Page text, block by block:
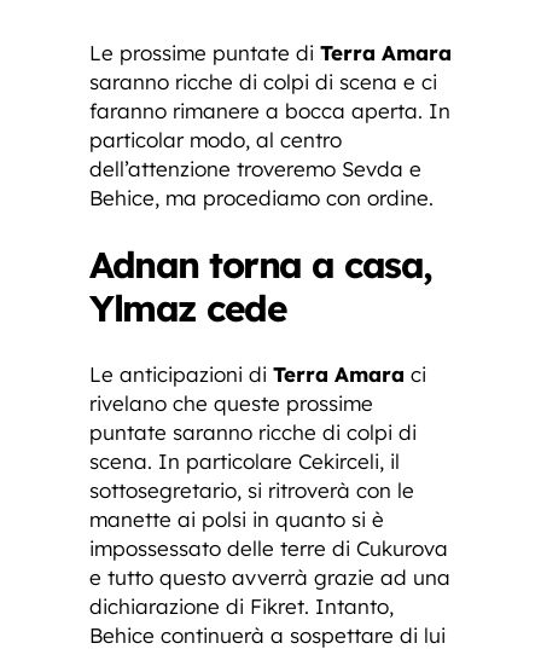
Le prossime puntate di Terra Amara
saranno ricche di colpi di scena e ci
faranno rimanere a bocca aperta. In
particolar modo, al centro
dell’attenzione troveremo Sevda e
Behice, ma procediamo con ordine.
Adnan torna a casa,
Ylmaz cede
Le anticipazioni di Terra Amara ci
rivelano che queste prossime
puntate saranno ricche di colpi di
scena. In particolare Cekirceli, il
sottosegretario, si ritroverà con le
manette ai polsi in quanto si è
impossessato delle terre di Cukurova
e tutto questo avverrà grazie ad una
dichiarazione di Fikret. Intanto,
Behice continuerà a sospettare di lui